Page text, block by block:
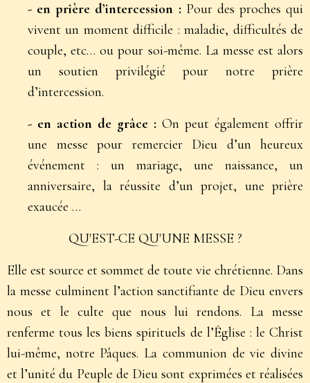
- en prière d’intercession : Pour des proches qui
vivent un moment difficile : maladie, difficultés de
couple, etc… ou pour soi-même. La messe est alors
un soutien privilégié pour notre prière
d’intercession.
- en action de grâce : On peut également offrir
une messe pour remercier Dieu d’un heureux
événement : un mariage, une naissance, un
anniversaire, la réussite d’un projet, une prière
exaucée …
QU'EST-CE QU'UNE MESSE ?
Elle est source et sommet de toute vie chrétienne. Dans
la messe culminent l’action sanctifiante de Dieu envers
nous et le culte que nous lui rendons. La messe
renferme tous les biens spirituels de l’Église : le Christ
lui-même, notre Pâques. La communion de vie divine
et l’unité du Peuple de Dieu sont exprimées et réalisées